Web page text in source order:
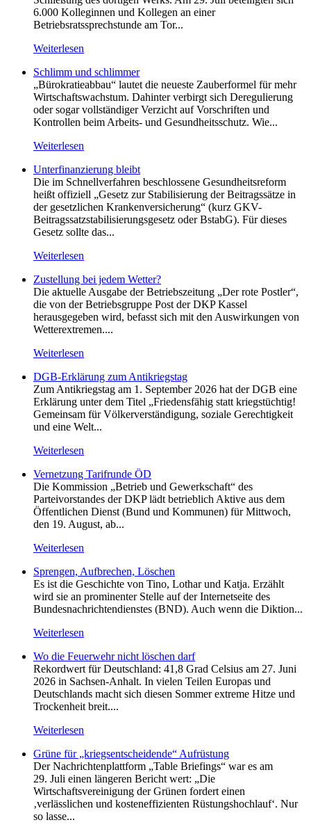
6.000 Kolleginnen und Kollegen an einer
Betriebsratssprechstunde am Tor...
Weiterlesen
Schlimm und schlimmer
„Bürokratieabbau“ lautet die neueste Zauberformel für mehr
Wirtschaftswachstum. Dahinter verbirgt sich Deregulierung
oder sogar vollständiger Verzicht auf Vorschriften und
Kontrollen beim Arbeits- und Gesundheitsschutz. Wie...
Weiterlesen
Unterfinanzierung bleibt
Die im Schnellverfahren beschlossene Gesundheitsreform
heißt offiziell „Gesetz zur Stabilisierung der Beitragssätze in
der gesetzlichen Krankenversicherung“ (kurz GKV-
Beitragssatzstabilisierungsgesetz oder BstabG). Für dieses
Gesetz sollte das...
Weiterlesen
Zustellung bei jedem Wetter?
Die aktuelle Ausgabe der Betriebszeitung „Der rote Postler“,
die von der Betriebsgruppe Post der DKP Kassel
herausgegeben wird, befasst sich mit den Auswirkungen von
Wetterextremen....
Weiterlesen
DGB-Erklärung zum Antikriegstag
Zum Antikriegstag am 1. September 2026 hat der DGB eine
Erklärung unter dem Titel „Friedensfähig statt kriegstüchtig!
Gemeinsam für Völkerverständigung, soziale Gerechtigkeit
und eine Welt...
Weiterlesen
Vernetzung Tarifrunde ÖD
Die Kommission „Betrieb und Gewerkschaft“ des
Parteivorstandes der DKP lädt betrieblich Aktive aus dem
Öffentlichen Dienst (Bund und Kommunen) für Mittwoch,
den 19. August, ab...
Weiterlesen
Sprengen, Aufbrechen, Löschen
Es ist die Geschichte von Tino, Lothar und Katja. Erzählt
wird sie an prominenter Stelle auf der Internetseite des
Bundesnachrichtendienstes (BND). Auch wenn die Diktion...
Weiterlesen
Wo die Feuerwehr nicht löschen darf
Rekordwert für Deutschland: 41,8 Grad Celsius am 27. Juni
2026 in Sachsen-Anhalt. In vielen Teilen Europas und
Deutschlands macht sich diesen Sommer extreme Hitze und
Trockenheit breit....
Weiterlesen
Grüne für „kriegsentscheidende“ Aufrüstung
Der Nachrichtenplattform „Table Briefings“ war es am
29. Juli einen längeren Bericht wert: „Die
Wirtschaftsvereinigung der Grünen fordert einen
‚verlässlichen und kosteneffizienten Rüstungshochlauf‘. Nur
so lasse...